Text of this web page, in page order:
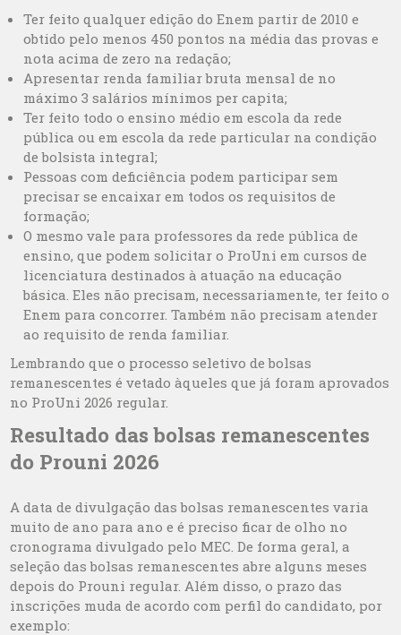
Ter feito qualquer edição do Enem partir de 2010 e
obtido pelo menos 450 pontos na média das provas e
nota acima de zero na redação;
Apresentar renda familiar bruta mensal de no
máximo 3 salários mínimos per capita;
Ter feito todo o ensino médio em escola da rede
pública ou em escola da rede particular na condição
de bolsista integral;
Pessoas com deficiência podem participar sem
precisar se encaixar em todos os requisitos de
formação;
O mesmo vale para professores da rede pública de
ensino, que podem solicitar o ProUni em cursos de
licenciatura destinados à atuação na educação
básica. Eles não precisam, necessariamente, ter feito o
Enem para concorrer. Também não precisam atender
ao requisito de renda familiar.
Lembrando que o processo seletivo de bolsas
remanescentes é vetado àqueles que já foram aprovados
no ProUni 2026 regular.
Resultado das bolsas remanescentes
do Prouni 2026
A data de divulgação das bolsas remanescentes varia
muito de ano para ano e é preciso ficar de olho no
cronograma divulgado pelo MEC. De forma geral, a
seleção das bolsas remanescentes abre alguns meses
depois do Prouni regular. Além disso, o prazo das
inscrições muda de acordo com perfil do candidato, por
exemplo: